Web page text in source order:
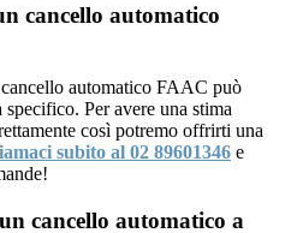
cancello automatico
automatico FAAC può
Per avere una stima
così potremo offrirti una
subito al 02 89601346 e
cancello automatico a